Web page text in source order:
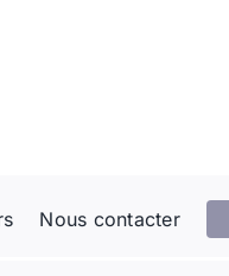
Nous contacter